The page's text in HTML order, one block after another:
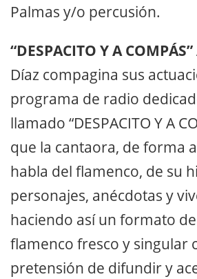
Palmas y/o percusión.
“DESPACITO Y A COMPÁS”
Díaz compagina sus
programa de radio
llamado “DESPACITO Y A
que la cantaora, de forma
habla del flamenco, de su
personajes, anécdotas y
haciendo así un formato
flamenco fresco y singular
pretensión de difundir y